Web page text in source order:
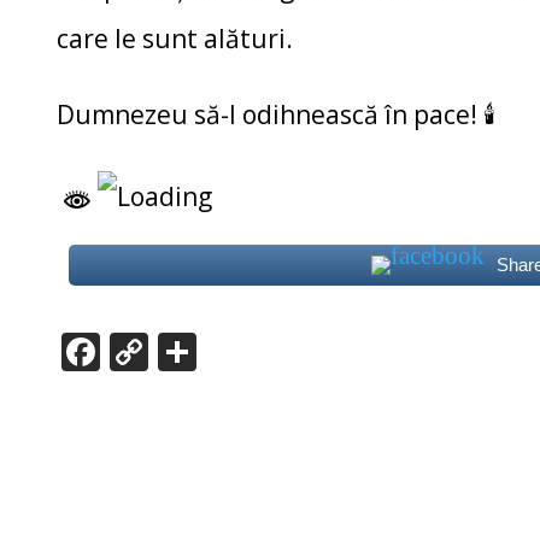
care le sunt alături.
Dumnezeu să-l odihnească în pace! 🕯️
F C